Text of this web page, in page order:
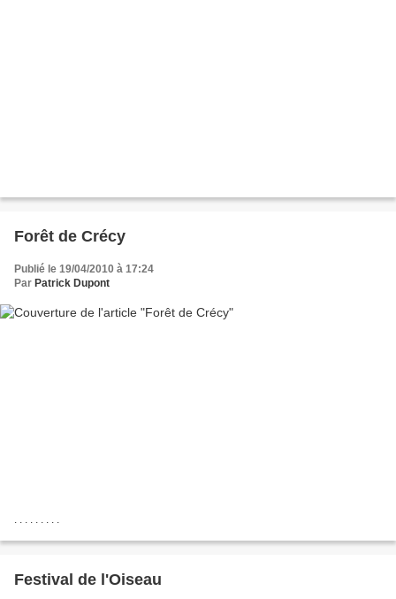
Forêt de Crécy
Publié le 19/04/2010 à 17:24
Par Patrick Dupont
. . . . . . . . .
Festival de l'Oiseau